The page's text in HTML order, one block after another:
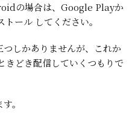
の場合は、Google Playか
トール してください。
しかありませんが、これか
きどき配信していくつもりで
。